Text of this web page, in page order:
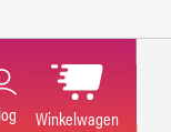
Winkelwagen